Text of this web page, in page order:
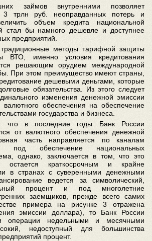
займов внутренними позволяет
3 трлн руб. неоправданных потерь и
объем кредита национальной
стал бы намного дешевле и доступнее
предприятий.
традиционные методы тарифной защиты
ВТО, именно условия кредитования
решающим орудием международной
При этом преимущество имеют страны,
дешевыми деньгами, которые
обязательства. Из этого следует
изменения денежной эмиссии
обеспечения на обеспечение
государства и бизнеса.
что в последние годы Банк России
от валютного обеспечения денежной
часть направляется по каналам
под обеспечение национальных
однако, заключается в том, что это
остается краткосрочным и крайне
в странах с суверенными денежными
ведется за символический,
процент и под многолетние
заемщиков, прежде всего самих
примера на рисунке 3 отражена
эмиссии доллара), то Банк России
операции недельными и месячными
недоступный для большинства
процент.